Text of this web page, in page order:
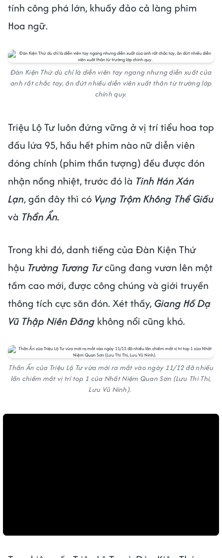
tính công phá lớn, khuấy đảo cả làng phim
Hoa ngữ.
Đàn Kiện Thứ dù chỉ là diễn viên tay ngang nhưng diễn xuất của
anh rất chắc tay, ăn đứt nhiều diễn viên xuất thân từ trường lớp
chính quy.
Triệu Lộ Tư luôn đứng vững ở vị trí tiểu hoa top
đầu lứa 95, hầu hết phim nào nữ diễn viên
đóng chính (phim thần tượng) đều được đón
nhận nồng nhiệt, trước đó là Tinh Hán Xán
Lạn, gần đây thì có Vụng Trộm Không Thể Giấu
và Thẩn Ẩn.
Trong khi đó, danh tiếng của Đàn Kiện Thứ
hậu Trường Tương Tưcũng đang vươn lên một
tầm cao mới, được công chúng và giới truyền
thông tích cực săn đón. Xét thấy, Giang Hồ Dạ
Vũ Thập Niên Đăng không nổi cũng khó.
Thần Ẩn của Triệu Lộ Tư vừa mới ra mắt vào ngày 11/12 đã nhiều
lần chiếm mất vị trí top 1 của Nhất Niệm Quan Sơn (Lưu Thi Thi,
Lưu Vũ Ninh).